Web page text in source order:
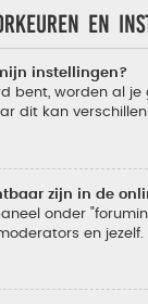
en
instellingen?
bent, worden al
dit kan
zijn in de
onder
en jezelf.